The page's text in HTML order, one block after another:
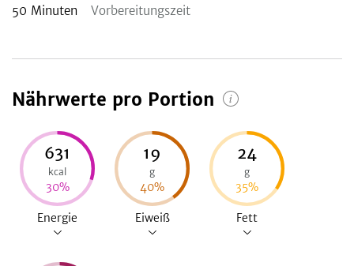
50 Minuten Vorbereitungszeit
Nährwerte pro Portion
631
kcal
30%
Energie
19
g
40%
Eiweiß
24
g
35%
Fett